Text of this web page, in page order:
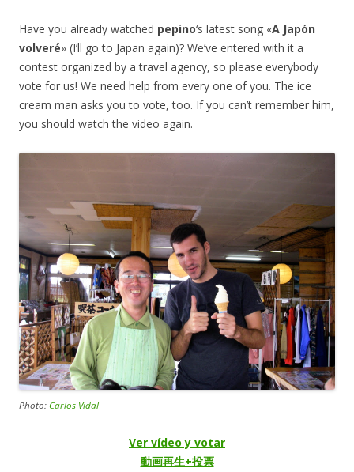
Have you already watched pepino‘s latest song «A Japón
volveré» (I’ll go to Japan again)? We’ve entered with it a
contest organized by a travel agency, so please everybody
vote for us! We need help from every one of you. The ice
cream man asks you to vote, too. If you can’t remember him,
you should watch the video again.
Photo: Carlos Vidal
Ver vídeo y votar
動画再生+投票